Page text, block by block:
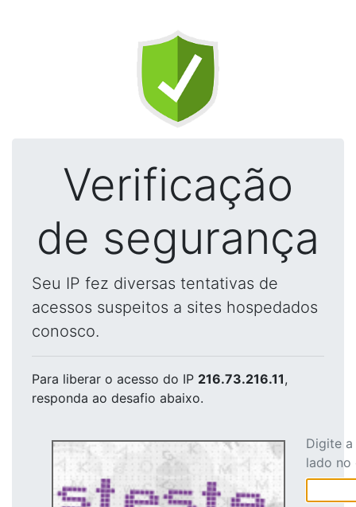
Verificação
de segurança
Seu IP fez diversas tentativas de
acessos suspeitos a sites hospedados
conosco.
Para liberar o acesso do IP 216.73.216.11,
responda ao desafio abaixo.
Digite
lado no